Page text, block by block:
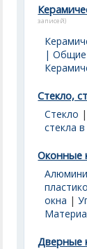
записей)
| Общие
Стекло,
Стекло
стекла
Оконные
окна |
Дверные